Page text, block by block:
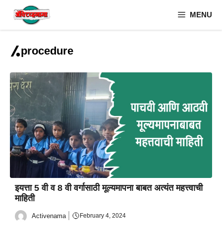
MENU
procedure
इयत्ता 5 वी व 8 वी वर्गासाठी मूल्यमापना बाबत अत्यंत महत्त्वाची
माहिती
Activenama February 4, 2024